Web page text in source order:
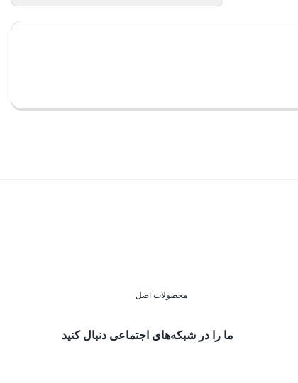
محصولات اصل
ما را در شبکه‌های اجتماعی دنبال کنید